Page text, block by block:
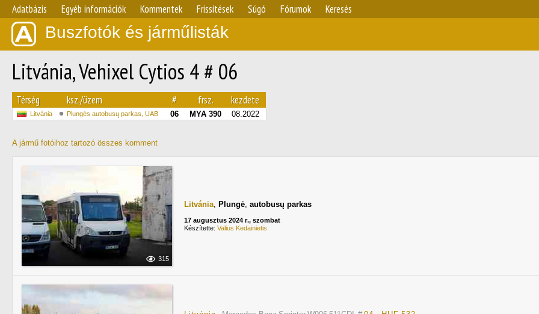
Adatbázis Egyéb információk Kommentek Frissítések Súgó Fórumok Keresés
Buszfotók és járműlisták
Litvánia, Vehixel Cytios 4 # 06
Térség ksz./üzem # frsz. kezdete
Litvánia Plungės autobusų parkas, UAB 06 MYA 390 08.2022
A jármű fotóihoz tartozó összes komment
315
Litvánia, Plungė, autobusų parkas
17 augusztus 2024 г., szombat
Készítette: Valius Kedainietis